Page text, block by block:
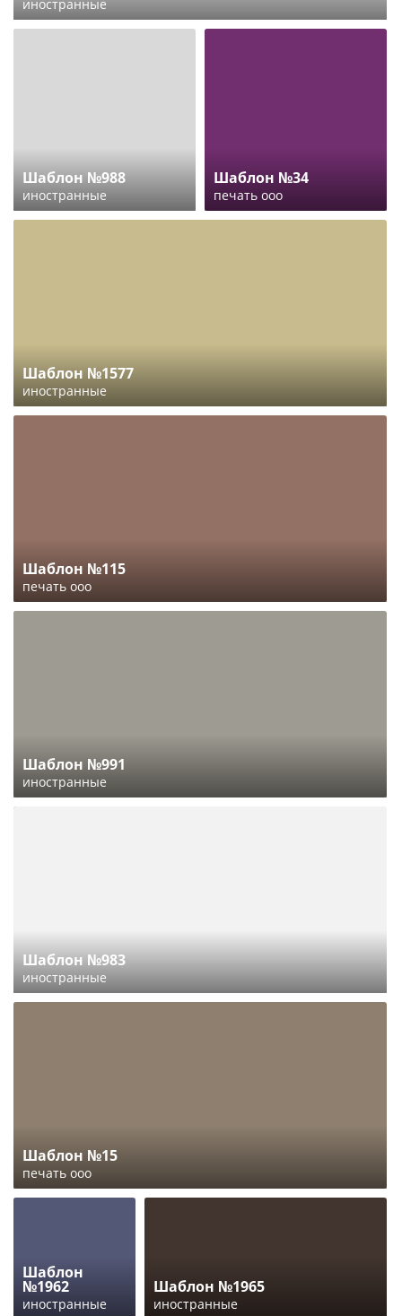
иностранные
Шаблон №988
иностранные
Шаблон №34
печать ооо
Шаблон №1577
иностранные
Шаблон №115
печать ооо
Шаблон №991
иностранные
Шаблон №983
иностранные
Шаблон №15
печать ооо
Шаблон
№1962
иностранные
Шаблон №1965
иностранные